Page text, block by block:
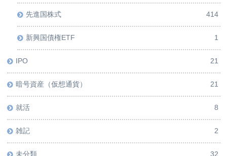
先進国株式 414
新興国債権ETF 1
IPO 21
暗号資産（仮想通貨） 21
就活 8
雑記 2
未分類 32